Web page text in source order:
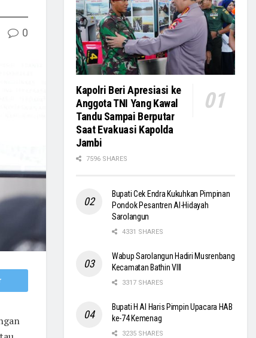
0
Kapolri Beri Apresiasi ke
Anggota TNI Yang Kawal
Tandu Sampai Berputar
Saat Evakuasi Kapolda
Jambi
7596 SHARES
Bupati Cek Endra Kukuhkan Pimpinan
Pondok Pesantren Al-Hidayah
Sarolangun
4331 SHARES
Wabup Sarolangun Hadiri Musrenbang
Kecamatan Bathin VIII
3317 SHARES
Bupati H Al Haris Pimpin Upacara HAB
ke-74 Kemenag
3235 SHARES